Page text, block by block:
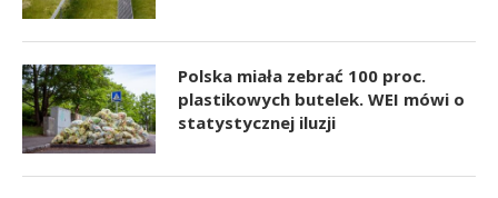
Polska miała zebrać 100 proc.
plastikowych butelek. WEI mówi o
statystycznej iluzji